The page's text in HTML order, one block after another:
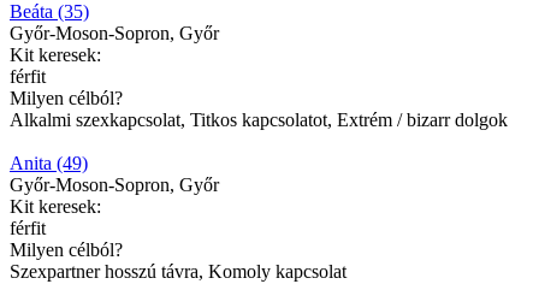
Beáta (35)
Győr-Moson-Sopron, Győr
Kit keresek:
férfit
Milyen célból?
Alkalmi szexkapcsolat, Titkos kapcsolatot, Extrém / bizarr dolgok
Anita (49)
Győr-Moson-Sopron, Győr
Kit keresek:
férfit
Milyen célból?
Szexpartner hosszú távra, Komoly kapcsolat